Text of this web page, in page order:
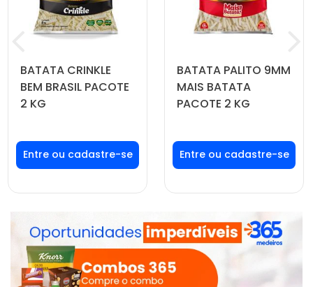
BATATA CRINKLE
BEM BRASIL PACOTE
2 KG
Faça seu login ou
cadastre-se para
ver preços e
BATATA PALITO 9MM
MAIS BATATA
PACOTE 2 KG
Faça seu login ou
cadastre-se para
ver preços e